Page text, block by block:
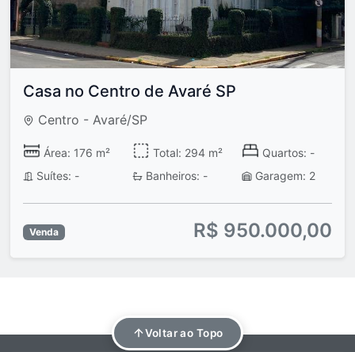
Casa no Centro de Avaré SP
Centro - Avaré/SP
Área: 176 m² Total: 294 m²
Quartos: -
Suítes: -
Banheiros: - Garagem: 2
Venda R$ 950.000,00
Voltar ao Topo